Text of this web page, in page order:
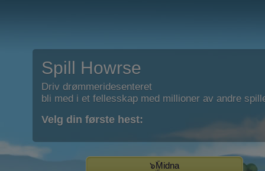
Spill Howrse
Driv drømmeridesenteret
bli med i et fellesskap med millioner av andre
Velg din første hest:
๖ۣۜMidna